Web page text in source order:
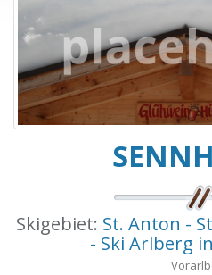
Skigebiet: St. Anton -
- Ski Arlberg